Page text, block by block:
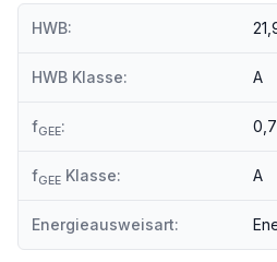
Bus <250m
U-Bahn <250m
Bahnhof <250m
HWB:
HWB Klasse: A
fGEE:
fGEE Klasse: A
Energieausweisart: